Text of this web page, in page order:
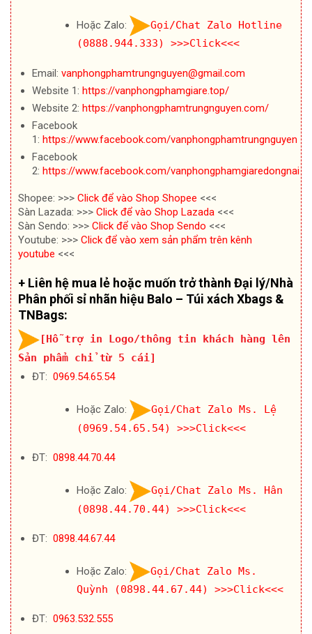
Hoặc Zalo:
Gọi/Chat Zalo Hotline
(0888.944.333)
>>>Click<<<
Email: vanphongphamtrungnguyen@gmail.com
Website 1: https://vanphongphamgiare.top/
Website 2: https://vanphongphamtrungnguyen.com/
Facebook
1: https://www.facebook.com/vanphongphamtrungnguyen
Facebook
2: https://www.facebook.com/vanphongphamgiaredongnai
Shopee: >>> Click để vào Shop Shopee <<<
Sàn Lazada: >>> Click để vào Shop Lazada <<<
Sàn Sendo: >>> Click để vào Shop Sendo <<<
Youtube: >>> Click để vào xem sản phẩm trên kênh
youtube <<<
+ Liên hệ mua lẻ hoặc muốn trở thành Đại lý/Nhà
Phân phối sỉ nhãn hiệu Balo – Túi xách Xbags &
TNBags:
[Hỗ trợ in Logo/thông tin khách hàng lên
Sản phẩm chỉ từ 5 cái]
ĐT: 0969.54.65.54
Hoặc Zalo:
Gọi/Chat Zalo Ms. Lệ
(0969.54.65.54)
>>>Click<<<
ĐT: 0898.44.70.44
Hoặc Zalo:
Gọi/Chat Zalo Ms. Hân
(0898.44.70.44)
>>>Click<<<
ĐT: 0898.44.67.44
Hoặc Zalo:
Gọi/Chat Zalo Ms.
Quỳnh (0898.44.67.44)
>>>Click<<<
ĐT: 0963.532.555